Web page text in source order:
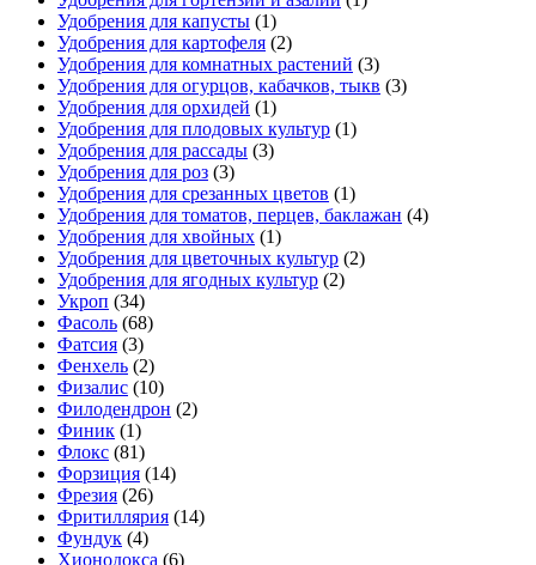
Удобрения для капусты (1)
Удобрения для картофеля (2)
Удобрения для комнатных растений (3)
Удобрения для огурцов, кабачков, тыкв (3)
Удобрения для орхидей (1)
Удобрения для плодовых культур (1)
Удобрения для рассады (3)
Удобрения для роз (3)
Удобрения для срезанных цветов (1)
Удобрения для томатов, перцев, баклажан (4)
Удобрения для хвойных (1)
Удобрения для цветочных культур (2)
Удобрения для ягодных культур (2)
Укроп (34)
Фасоль (68)
Фатсия (3)
Фенхель (2)
Физалис (10)
Филодендрон (2)
Финик (1)
Флокс (81)
Форзиция (14)
Фрезия (26)
Фритиллярия (14)
Фундук (4)
Хионодокса (6)